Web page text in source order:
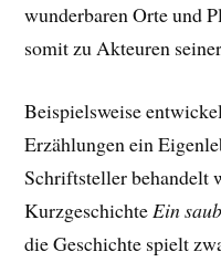
wunderbaren Orte und
somit zu Akteuren
Beispielsweise
Erzählungen ein
Schriftsteller behandelt
KurzgeschichteEin
die Geschichte spielt